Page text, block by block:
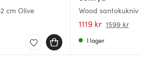
cm Olive Wood santokukniv
1119 kr 1599 kr
I lager